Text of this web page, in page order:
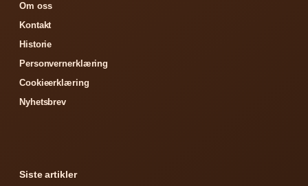
Om oss
Kontakt
Historie
Personvernerklæring
Cookieerklæring
Nyhetsbrev
Siste artikler